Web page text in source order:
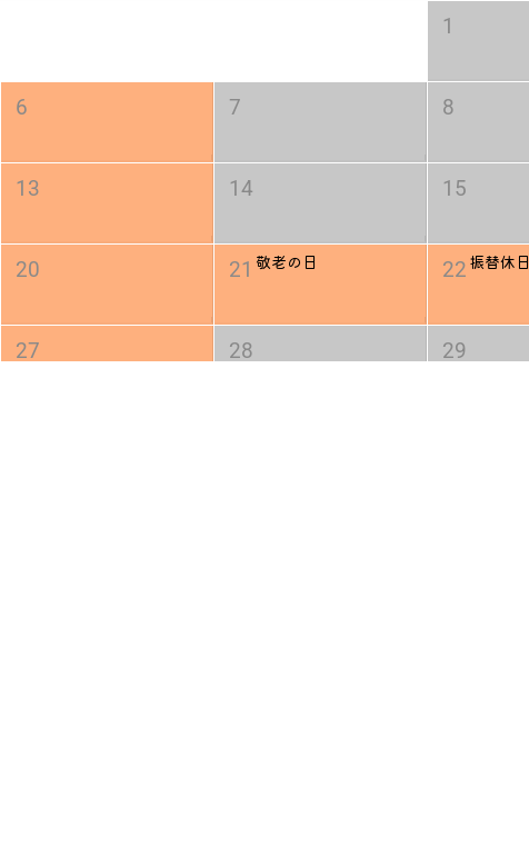
1
6 7 8
13 14 15
20 21 敬老の日 22 振替休日
27 28 29